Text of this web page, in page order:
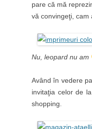
pare că mă
vă convingeţi, cam
Nu, leopard nu am
Având în vedere
invitaţia celor de la
shopping.